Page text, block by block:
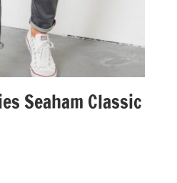
Seaham Classic